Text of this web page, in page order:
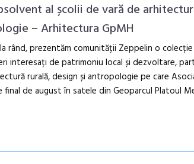
al școlii de vară de
– Arhitectura GpMH
rând, prezentăm comunității Zeppelin o
interesați de patrimoniu local și dezvoltare,
rurală, design și antropologie pe care
final de august în satele din Geoparcul Platoul
Festivalul
revine la
ediție